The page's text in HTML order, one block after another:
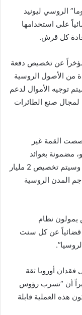
الروسي ليونيد
على استخدامها
كل قرش.
مؤخراً عن تخصيص دفعة
يورو، مأخوذة من الأصول الروسية
توجيه الأموال لدعم
مليار يورو منها لمجال صنع الطائرات
القمة غير
4 مليارات يورو، مضمونة بعوائد
الأصول الروسية، لمساعدة أوكرانيا عسكرياً. وسيتم تخصيص 2 مليار
المدن الروسية
يمولون نظام
قضائياً عن كل سنت
أوروبا ثقة
أن “تسرب رؤوس
هذه العملية قابلة